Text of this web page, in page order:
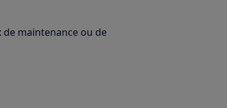
maintenance ou de